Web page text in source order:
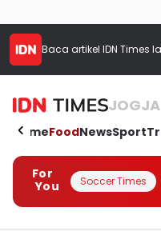
Baca artikel IDN Times
JOGJA
HomeFoodNewsSport
For
You
Soccer Times